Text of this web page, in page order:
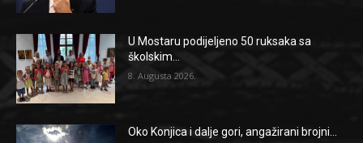
U Mostaru podijeljeno 50 ruksaka sa
školskim...
8. Augusta 2026.
Oko Konjica i dalje gori, angažirani brojni...